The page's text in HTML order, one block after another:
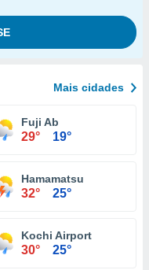
Mais cidades
Fuji Ab
29° 19°
Hamamatsu
32° 25°
Kochi Airport
30° 25°